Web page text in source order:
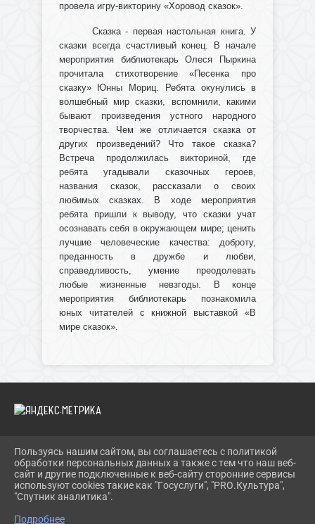
провела игру-викторину «Хоровод сказок».
Сказка - первая настольная книга. У
сказки всегда счастливый конец. В начале
мероприятия библиотекарь Олеся Пыркина
прочитала стихотворение «Песенка про
сказку» Юнны Мориц. Ребята окунулись в
волшебный мир сказки, вспомнили, какими
бывают произведения устного народного
творчества. Чем же отличается сказка от
других произведений? Что такое сказка?
Встреча продолжилась викториной, где
ребята угадывали сказочных героев,
названия сказок, рассказали о своих
любимых сказках. В ходе мероприятия
ребята пришли к выводу, что сказки учат
осознавать себя в окружающем мире; ценить
лучшие человеческие качества: доброту,
преданность в дружбе и любви,
справедливость, умение преодолевать
любые жизненные невзгоды. В конце
мероприятия библиотекарь познакомила
юных читателей с книжной выставкой «В
мире сказок».
2026 Г. IBRBIB.RU
ВХОД
КАРТА САЙТА
ПОЛИТИКА ОБРАБОТКИ ПЕРСОНАЛЬНЫХ ДАННЫХ
Пользуясь нашим сайтом, вы соглашаетесь с политикой
обработки персональных данных а также с тем что наш веб-
сайт и другие подключенные к веб-сайту сторонние сервисы
используют cookies такие как "Госуслуги", "PRO.Культура",
"Спутник аналитика".
Подробнее